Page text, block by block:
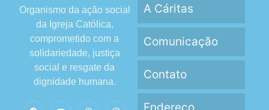
Organismo da ação social
da Igreja Católica,
comprometido com a
solidariedade, justiça
social e resgate da
dignidade humana.
A Cáritas
Comunicação
Contato